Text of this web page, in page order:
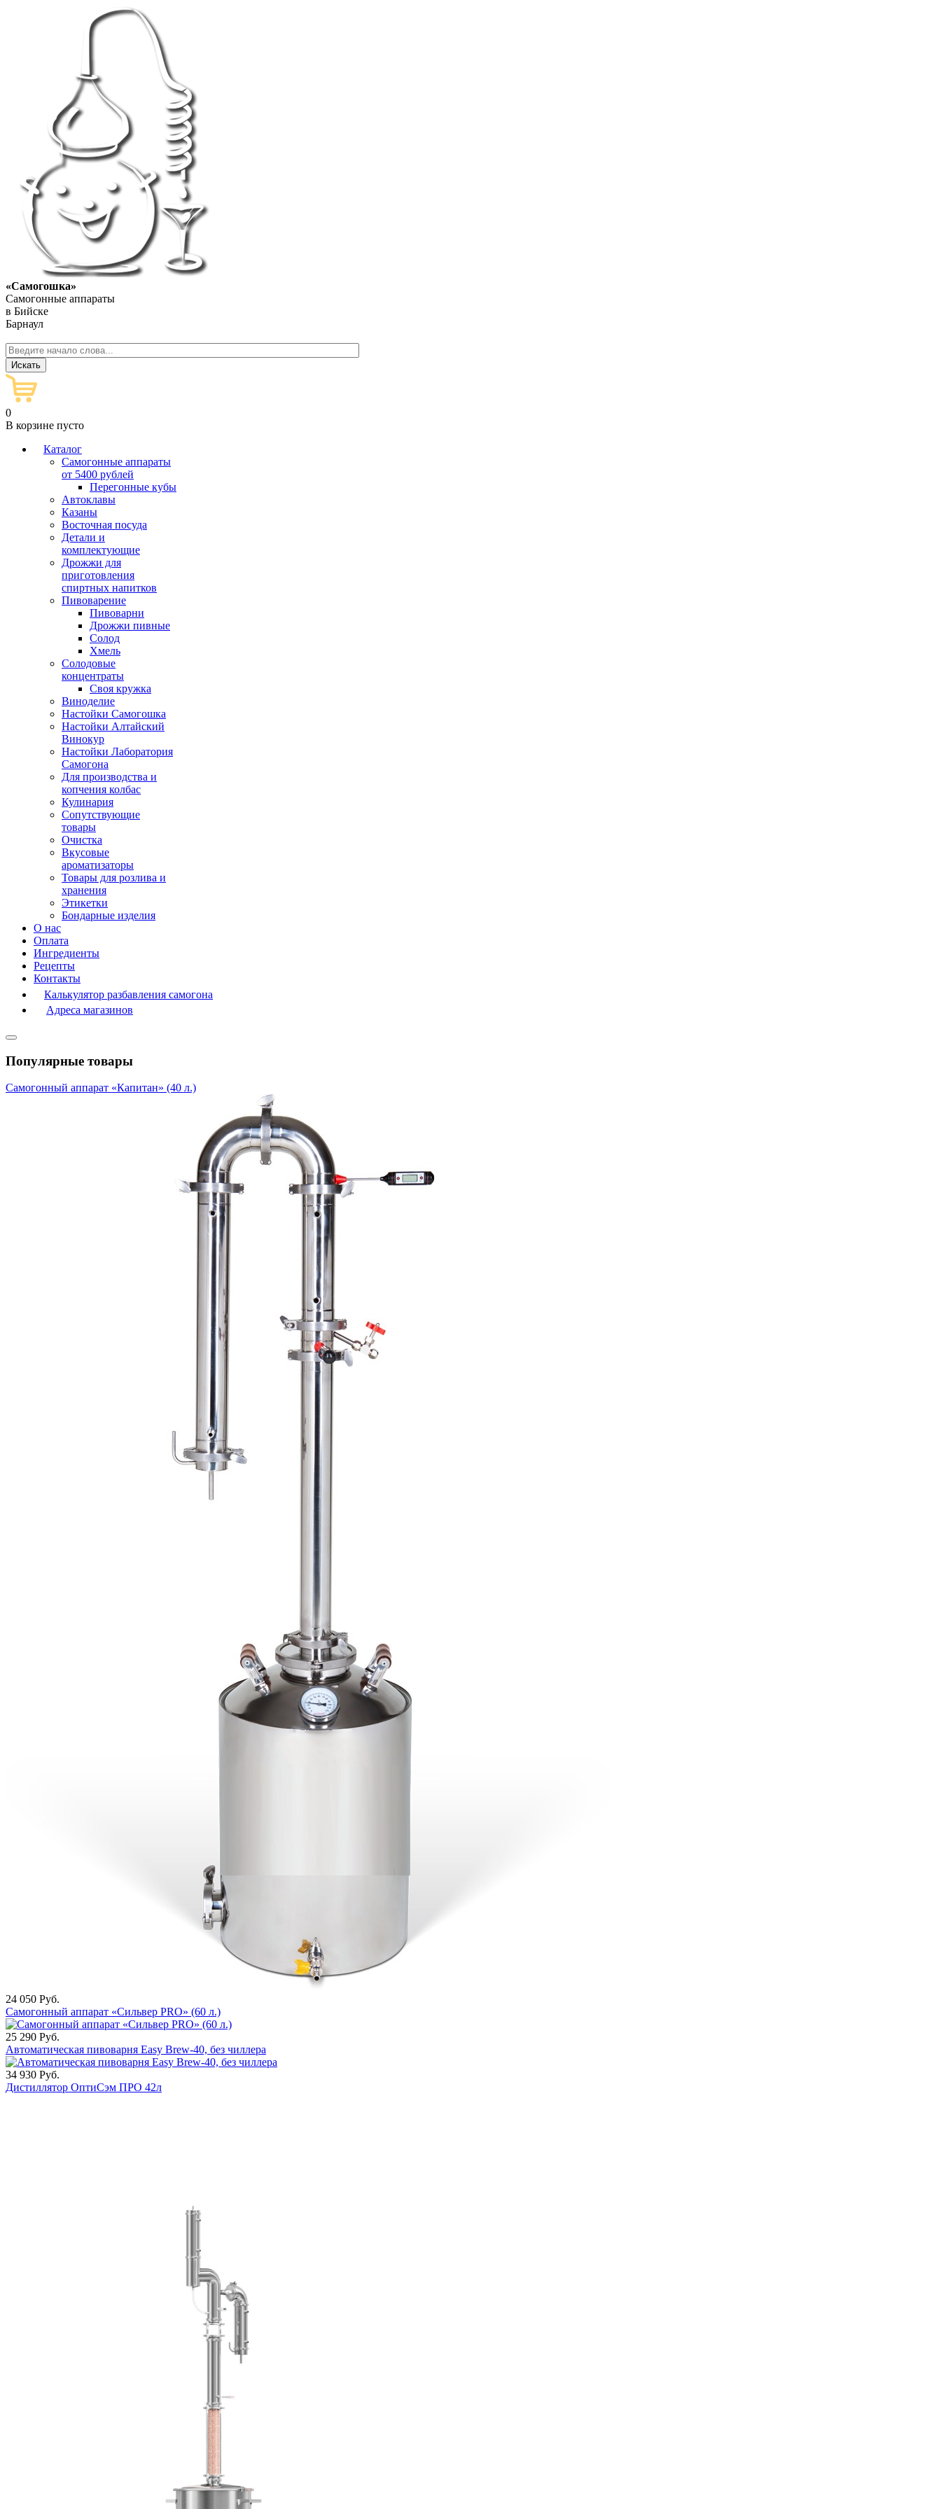
«Самогошка»
Самогонные аппараты
в Бийске
Барнаул
0
В корзине пусто
Каталог
Самогонные аппараты
от 5400 рублей
Перегонные кубы
Автоклавы
Казаны
Восточная посуда
Детали и
комплектующие
Дрожжи для
приготовления
спиртных напитков
Пивоварение
Пивоварни
Дрожжи пивные
Солод
Хмель
Солодовые
концентраты
Своя кружка
Виноделие
Настойки Самогошка
Настойки Алтайский
Винокур
Настойки Лаборатория
Самогона
Для производства и
копчения колбас
Кулинария
Сопутствующие
товары
Очистка
Вкусовые
ароматизаторы
Товары для розлива и
хранения
Этикетки
Бондарные изделия
О нас
Оплата
Ингредиенты
Рецепты
Контакты
Калькулятор разбавления самогона
Адреса магазинов
Популярные товары
Самогонный аппарат «Капитан» (40 л.)
24 050 Руб.
Самогонный аппарат «Сильвер PRO» (60 л.)
25 290 Руб.
Автоматическая пивоварня Easy Brew-40, без чиллера
34 930 Руб.
Дистиллятор ОптиСэм ПРО 42л